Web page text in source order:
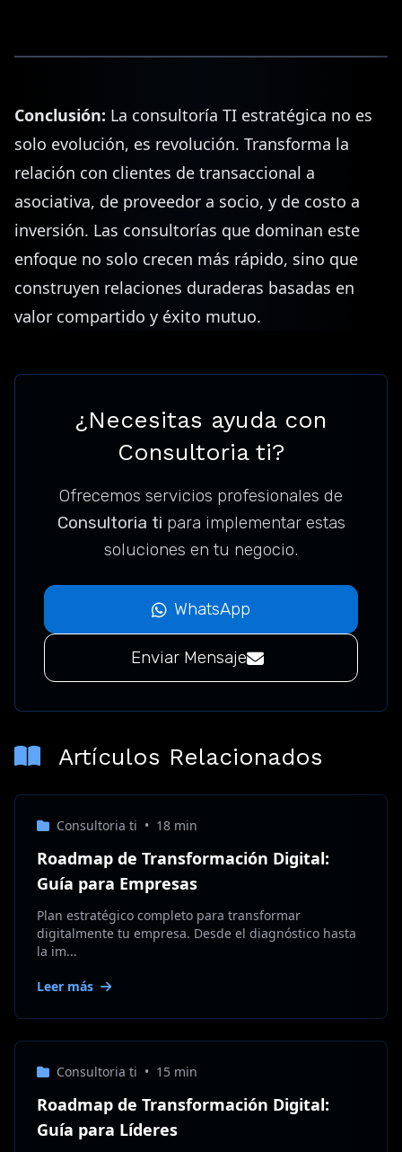
Conclusión: La consultoría TI estratégica no es
solo evolución, es revolución. Transforma la
relación con clientes de transaccional a
asociativa, de proveedor a socio, y de costo a
inversión. Las consultorías que dominan este
enfoque no solo crecen más rápido, sino que
construyen relaciones duraderas basadas en
valor compartido y éxito mutuo.
¿Necesitas ayuda con
Consultoria ti?
Ofrecemos servicios profesionales de
Consultoria ti para implementar estas
soluciones en tu negocio.
WhatsApp
Enviar Mensaje
Artículos Relacionados
Consultoria ti • 18 min
Roadmap de Transformación Digital:
Guía para Empresas
Plan estratégico completo para transformar
digitalmente tu empresa. Desde el diagnóstico hasta
la im...
Leer más
Consultoria ti • 15 min
Roadmap de Transformación Digital:
Guía para Líderes